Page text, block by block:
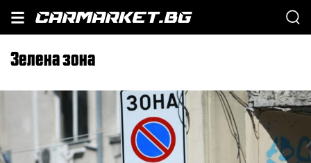
зелена зона